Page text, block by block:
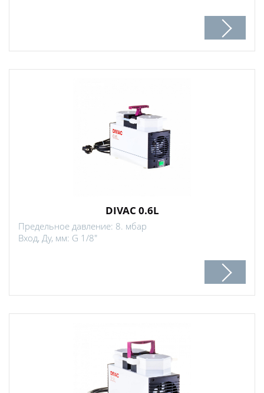
DIVAC 0.6L
Предельное давление: 8. мбар
Вход, Ду, мм: G 1/8"